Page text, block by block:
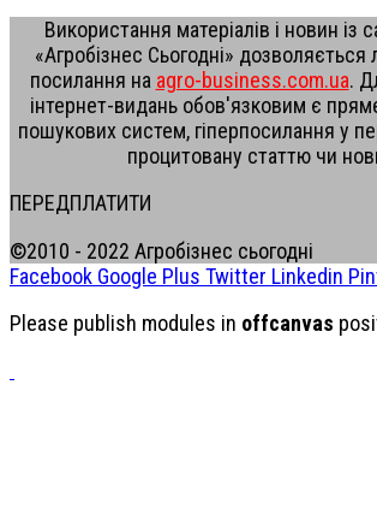
Використання матеріалів і новин із
«Агробізнес Сьогодні»
посилання на agro-business.com.ua.
інтернет-видань обов'язковим є
пошукових систем, гіперпосилання у
процитовану статтю чи
ПЕРЕДПЛАТИТИ
©2010 - 2022 Агробізнес сьогодні
Facebook Google Plus Twitter Linkedin
Please publish modules in offcanvas